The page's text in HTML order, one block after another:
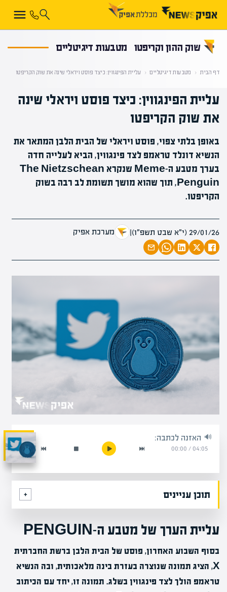
שוק ההון וקריפטו מטבעות דיגיטליים
דף הבית ‹ מטבעות דיגיטליים ‹ עליית הפינגווין: כיצד פוסט ויראלי שינה את שוק הקריפטו
עליית הפינגווין: כיצד פוסט ויראלי שינה
את שוק הקריפטו
באופן בלתי צפוי, פוסט ויראלי של הבית הלבן המתאר את
הנשיא דונלד טראמפ לצד פינגווין, הביא לעלייה חדה
בערך מטבע ה-Meme שנקרא The Nietzschean
Penguin, תוך שהוא מושך תשומת לב רבה בשוק
הקריפטו.
29/01/26 (י״א שבט תשפ״ו) | מערכת אפיק
האזנה לכתבה:
04:05
/
00:00
תוכן עניינים
עליית הערך של מטבע ה-PENGUIN
בסוף השבוע האחרון, פוסט של הבית הלבן ברשת החברתית
X, הציג תמונה שנוצרה בעזרת בינה מלאכותית, ובה הנשיא
טראמפ הולך לצד פינגווין בשלג. תמונה זו, יחד עם הכיתוב